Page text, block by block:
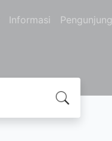
Informasi Pengunjung